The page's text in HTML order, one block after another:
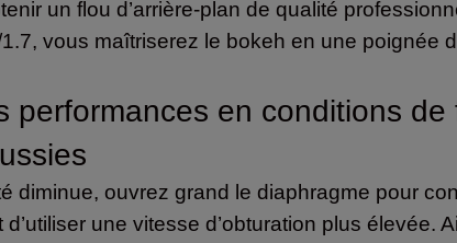
un flou d’arrière-plan de qualité
vous maîtriserez le bokeh en une poignée
performances en conditions
diminue, ouvrez grand le diaphragme pour
une vitesse d’obturation plus